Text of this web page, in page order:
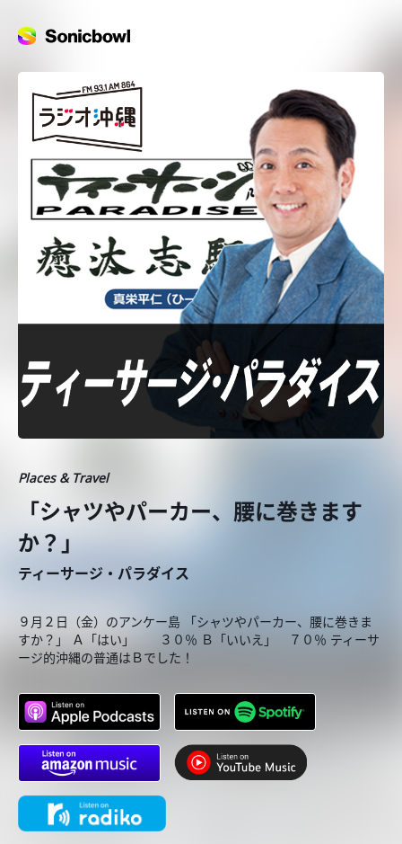
Places & Travel
「シャツやパーカー、腰に巻きます
か？」
ティーサージ・パラダイス
９月２日（金）のアンケー島 「シャツやパーカー、腰に巻きま
すか？」 Ａ「はい」 ３０％ Ｂ「いいえ」 ７０％ ティーサ
ージ的沖縄の普通はＢでした！